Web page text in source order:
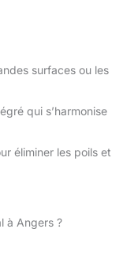
surfaces ou les
qui s’harmonise
éliminer les poils et
à Angers ?